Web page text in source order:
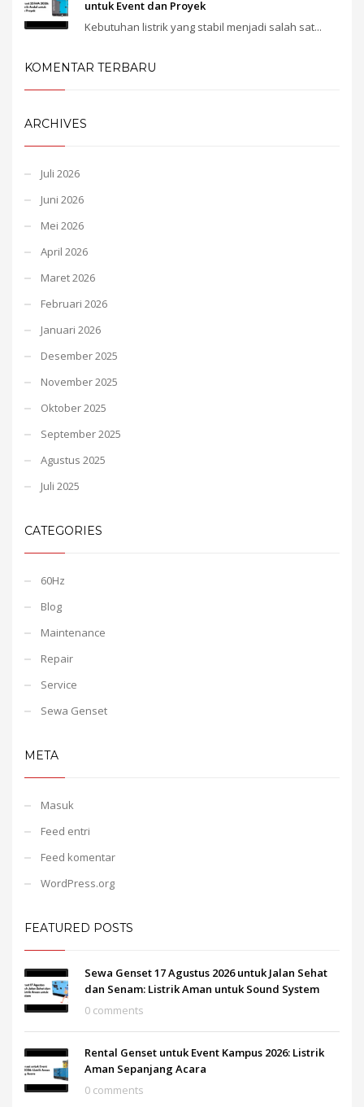
untuk Event dan Proyek
Kebutuhan listrik yang stabil menjadi salah sat...
KOMENTAR TERBARU
ARCHIVES
Juli 2026
Juni 2026
Mei 2026
April 2026
Maret 2026
Februari 2026
Januari 2026
Desember 2025
November 2025
Oktober 2025
September 2025
Agustus 2025
Juli 2025
CATEGORIES
60Hz
Blog
Maintenance
Repair
Service
Sewa Genset
META
Masuk
Feed entri
Feed komentar
WordPress.org
FEATURED POSTS
Sewa Genset 17 Agustus 2026 untuk Jalan Sehat
dan Senam: Listrik Aman untuk Sound System
0 comments
Rental Genset untuk Event Kampus 2026: Listrik
Aman Sepanjang Acara
0 comments